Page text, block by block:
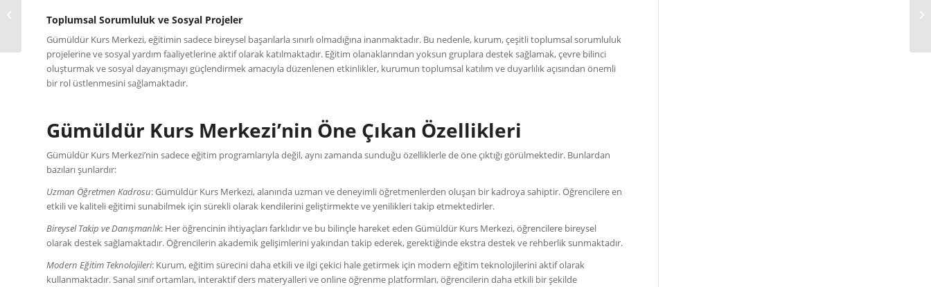
Toplumsal Sorumluluk ve Sosyal Projeler
Gümüldür Kurs Merkezi, eğitimin sadece bireysel başarılarla sınırlı olmadığına inanmaktadır. Bu nedenle, kurum, çeşitli toplumsal sorumluluk
projelerine ve sosyal yardım faaliyetlerine aktif olarak katılmaktadır. Eğitim olanaklarından yoksun gruplara destek sağlamak, çevre bilinci
oluşturmak ve sosyal dayanışmayı güçlendirmek amacıyla düzenlenen etkinlikler, kurumun toplumsal katılım ve duyarlılık açısından önemli
bir rol üstlenmesini sağlamaktadır.
Gümüldür Kurs Merkezi’nin Öne Çıkan Özellikleri
Gümüldür Kurs Merkezi’nin sadece eğitim programlarıyla değil, aynı zamanda sunduğu özelliklerle de öne çıktığı görülmektedir. Bunlardan
bazıları şunlardır:
Uzman Öğretmen Kadrosu: Gümüldür Kurs Merkezi, alanında uzman ve deneyimli öğretmenlerden oluşan bir kadroya sahiptir. Öğrencilere en
etkili ve kaliteli eğitimi sunabilmek için sürekli olarak kendilerini geliştirmekte ve yenilikleri takip etmektedirler.
Bireysel Takip ve Danışmanlık: Her öğrencinin ihtiyaçları farklıdır ve bu bilinçle hareket eden Gümüldür Kurs Merkezi, öğrencilere bireysel
olarak destek sağlamaktadır. Öğrencilerin akademik gelişimlerini yakından takip ederek, gerektiğinde ekstra destek ve rehberlik sunmaktadır.
Modern Eğitim Teknolojileri: Kurum, eğitim sürecini daha etkili ve ilgi çekici hale getirmek için modern eğitim teknolojilerini aktif olarak
kullanmaktadır. Sanal sınıf ortamları, interaktif ders materyalleri ve online öğrenme platformları, öğrencilerin daha etkili bir şekilde
Ödemiş Kurs Merkezi